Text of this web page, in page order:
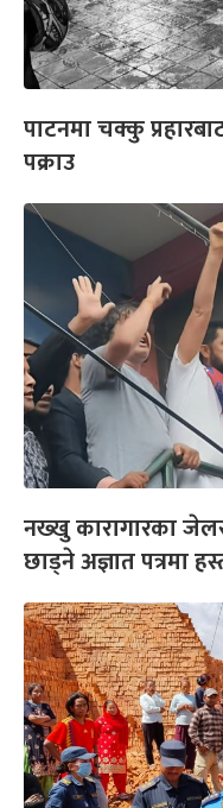
पाटनमा चक्कु
पक्राउ
नख्खु कारागारका
छाड्ने अज्ञात पत्रमा